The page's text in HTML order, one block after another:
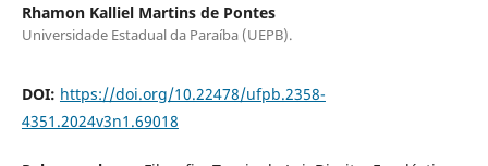
Rhamon Kalliel Martins de Pontes
Universidade Estadual da Paraíba (UEPB).
DOI: https://doi.org/10.22478/ufpb.2358-
4351.2024v3n1.69018